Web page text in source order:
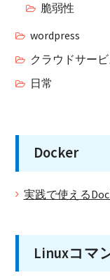
脆弱性
wordpress
クラウドサービ
日常
Docker
実践で使える
Linuxコマ